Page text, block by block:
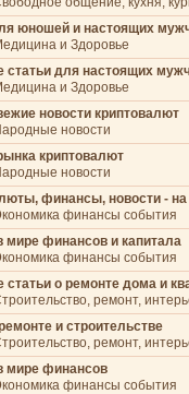
юношей и настоящих
и Здоровье
статьи для настоящих
и Здоровье
новости криптовалют
новости
криптовалют
новости
финансы, новости -
финансы события
мире финансов и капитала
финансы события
статьи о ремонте дома и
ремонт,
и строительстве
ремонт,
мире финансов
финансы события